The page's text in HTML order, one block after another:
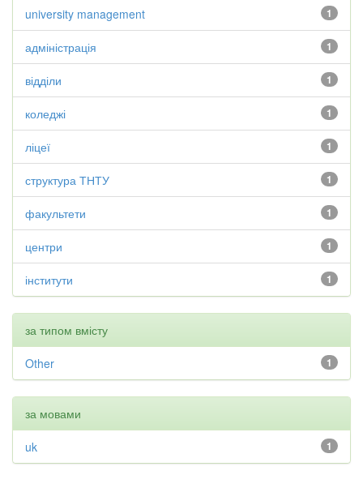
1
university management
1
адміністрація
1
відділи
1
коледжі
1
ліцеї
1
структура ТНТУ
1
факультети
1
центри
1
інститути
за типом вмісту
1
Other
за мовами
1
uk